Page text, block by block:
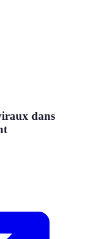
dans